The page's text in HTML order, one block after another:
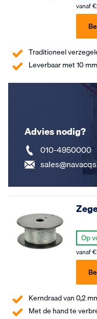
Traditioneel
Leverbaar met 10
vanaf€
Advies nodig?
010-4950000
Kerndraad van 0,2
Met de hand te
Op
vanaf€